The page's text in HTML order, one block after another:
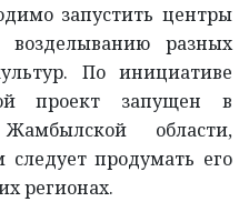
запустить центры
разных
По инициативе
проект запущен в
области,
продумать его
регионах.